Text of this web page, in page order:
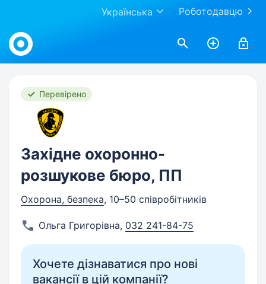
Роботодавцю
Українська
Work.ua
Перевірено
Західне охоронно-
розшукове бюро, ПП
Охорона, безпека, 10–50 співробітників
Ольга Григорівна, 032 241-84-75
Хочете дізнаватися про нові
вакансії в цій компанії?